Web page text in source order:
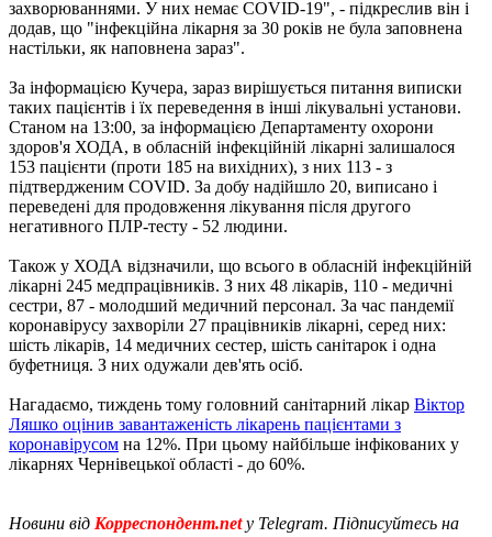
захворюваннями. У них немає COVID-19", - підкреслив він і
додав, що "інфекційна лікарня за 30 років не була заповнена
настільки, як наповнена зараз".
За інформацією Кучера, зараз вирішується питання виписки
таких пацієнтів і їх переведення в інші лікувальні установи.
Станом на 13:00, за інформацією Департаменту охорони
здоров'я ХОДА, в обласній інфекційній лікарні залишалося
153 пацієнти (проти 185 на вихідних), з них 113 - з
підтвердженим COVID. За добу надійшло 20, виписано і
переведені для продовження лікування після другого
негативного ПЛР-тесту - 52 людини.
Також у ХОДА відзначили, що всього в обласній інфекційній
лікарні 245 медпрацівників. З них 48 лікарів, 110 - медичні
сестри, 87 - молодший медичний персонал. За час пандемії
коронавірусу захворіли 27 працівників лікарні, серед них:
шість лікарів, 14 медичних сестер, шість санітарок і одна
буфетниця. З них одужали дев'ять осіб.
Нагадаємо, тиждень тому головний санітарний лікар Віктор
Ляшко оцінив завантаженість лікарень пацієнтами з
коронавірусом на 12%. При цьому найбільше інфікованих у
лікарнях Чернівецької області - до 60%.
Новини від Корреспондент.net у Telegram. Підписуйтесь на